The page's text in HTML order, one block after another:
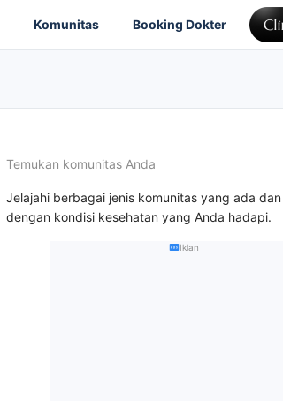
Komunitas Booking Dokter
Temukan komunitas Anda
Jelajahi berbagai jenis komunitas yang ada
dengan kondisi kesehatan yang Anda hadapi.
Iklan